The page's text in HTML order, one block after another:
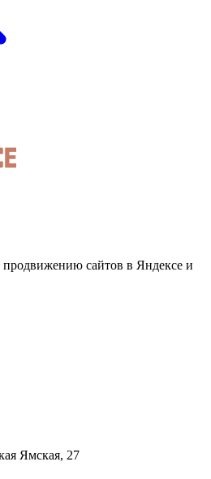
продвижению сайтов в Яндексе и
Ямская, 27